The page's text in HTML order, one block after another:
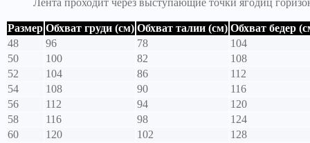
Лента проходит через выступающие точки ягодиц
Размер Обхват груди (см) Обхват талии (см) Обхват бедер
48
96 78
104
50
100 82
108
52
104 86
112
54
108 90
116
56
112 94
120
58
116 98
124
60
120 102
128